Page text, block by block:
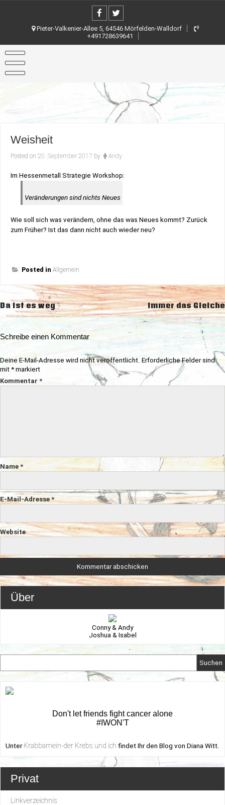
Pieter-Valkenier-Allee 5, 64546 Mörfelden-Walldorf
+491728639641
Weisheit
Posted on 20. September 2017 by Andy
Im Hessenmetall Strategie Workshop:
Veränderungen sind nichts Neues
Wie soll sich was verändern, ohne das was Neues kommt? Zurück
zum Früher? Ist das dann nicht auch wieder neu?
Posted in Allgemein
Beitragsnavigation
Da ist es weg Immer das Gleiche
Schreibe einen Kommentar
Deine E-Mail-Adresse wird nicht veröffentlicht. Erforderliche Felder sind
mit *markiert
Kommentar *
Name *
E-Mail-Adresse*
Website
Über
Conny & Andy
Joshua & Isabel
Suchen
Don't let friends fight cancer alone
#IWON'T
Unter Krabbamein-der Krebs und ich findet Ihr den Blog von Diana Witt.
Privat
Linkverzeichnis